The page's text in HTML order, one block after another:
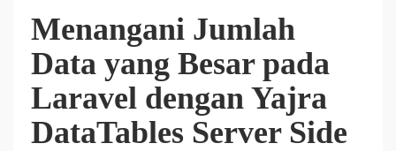
Cara Install HUSTOJ (HUST Online Judge) di Ubuntu
24.04 LTS 26 October 2025
Cara Mencari Jurnal dengan mudah di Publish or Perish
Menangani Jumlah
Data yang Besar pada
Laravel dengan Yajra
DataTables Server Side